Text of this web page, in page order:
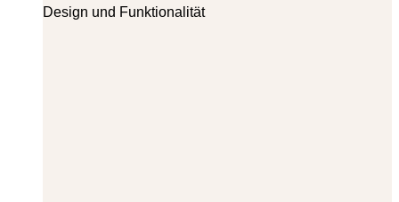
Design und Funktionalität